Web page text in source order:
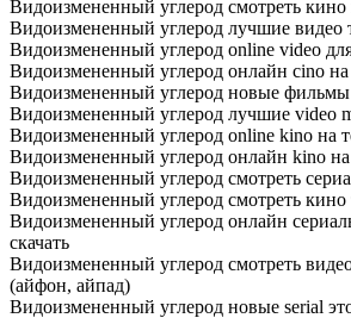
Видоизмененный углерод смотреть кино
Видоизмененный углерод лучшие видео
Видоизмененный углерод online video
Видоизмененный углерод онлайн cino
Видоизмененный углерод новые фильмы
Видоизмененный углерод лучшие video
Видоизмененный углерод online kino на
Видоизмененный углерод онлайн kino
Видоизмененный углерод смотреть
Видоизмененный углерод смотреть
Видоизмененный углерод онлайн
скачать
Видоизмененный углерод смотреть
(айфон, айпад)
Видоизмененный углерод новые serial